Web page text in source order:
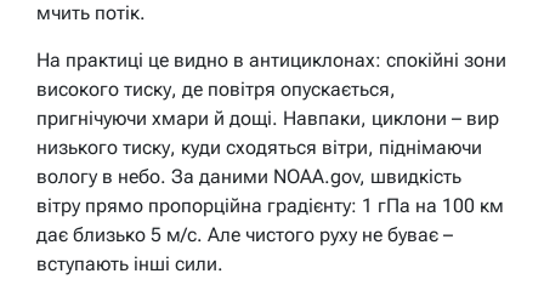
мчить потік.
На практиці це видно в антициклонах: спокійні зони
високого тиску, де повітря опускається,
пригнічуючи хмари й дощі. Навпаки, циклони – вир
низького тиску, куди сходяться вітри, піднімаючи
вологу в небо. За даними NOAA.gov, швидкість
вітру прямо пропорційна градієнту: 1 гПа на 100 км
дає близько 5 м/с. Але чистого руху не буває –
вступають інші сили.